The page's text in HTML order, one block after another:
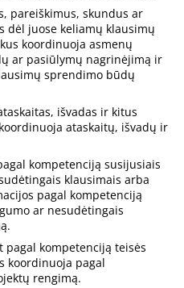
pareiškimus, skundus ar
dėl juose keliamų klausimų
koordinuoja asmenų
ar pasiūlymų nagrinėjimą ir
sprendimo būdų
išvadas ir kitus
ataskaitų, išvadų ir
kompetenciją susijusiais
klausimais arba
pagal kompetenciją
ar nesudėtingais
pagal kompetenciją teisės
koordinuoja pagal
rengimą.